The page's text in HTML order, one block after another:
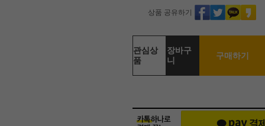
상품 공유하기
관심상
품
장바구
니
구매하기